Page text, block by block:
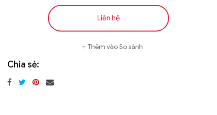
Liên hệ
Thêm vào So sánh
Chia sẻ:
SK hynix - DRAM
- GDDR - GDDR6